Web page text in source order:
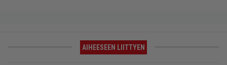
AIHEESEEN LIITTYEN